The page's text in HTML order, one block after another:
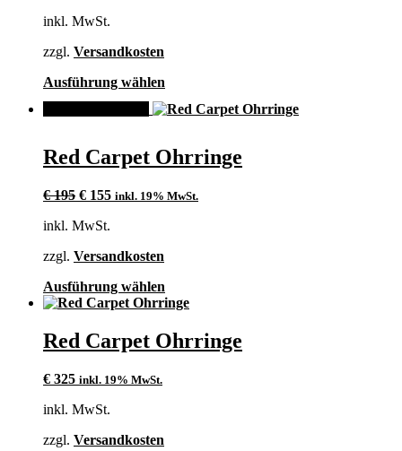
inkl. MwSt.
zzgl. Versandkosten
Ausführung wählen
weist
Varianten
auf.
Optionen
werden
Red Carpet Ohrringe
€195 Ursprünglicher
war:
€ 155Aktueller
inkl. 19% MwSt.
inkl. MwSt.
zzgl. Versandkosten
Ausführung wählen
Produkt
mehrere
Varianten
Red Carpet Ohrringe
€ 325 inkl. 19% MwSt.
inkl. MwSt.
zzgl. Versandkosten